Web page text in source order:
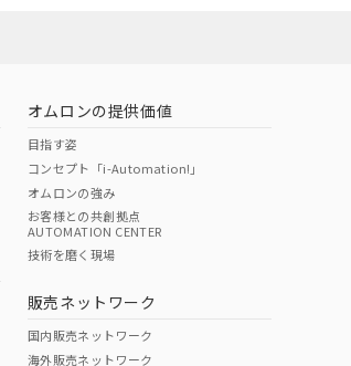
O
オムロンの提供価値
目指す姿
コンセプト「i-Automation!」
オムロンの強み
お客様との共創拠点
AUTOMATION CENTER
技術を磨く現場
販売ネットワーク
国内販売ネットワーク
海外販売ネットワーク